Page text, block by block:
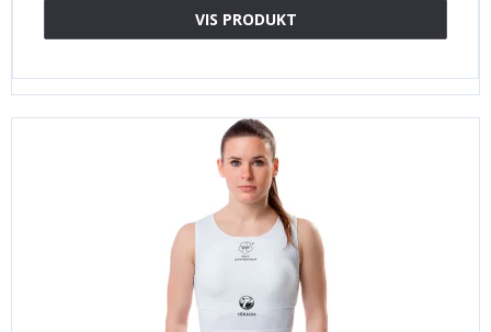
VIS PRODUKT